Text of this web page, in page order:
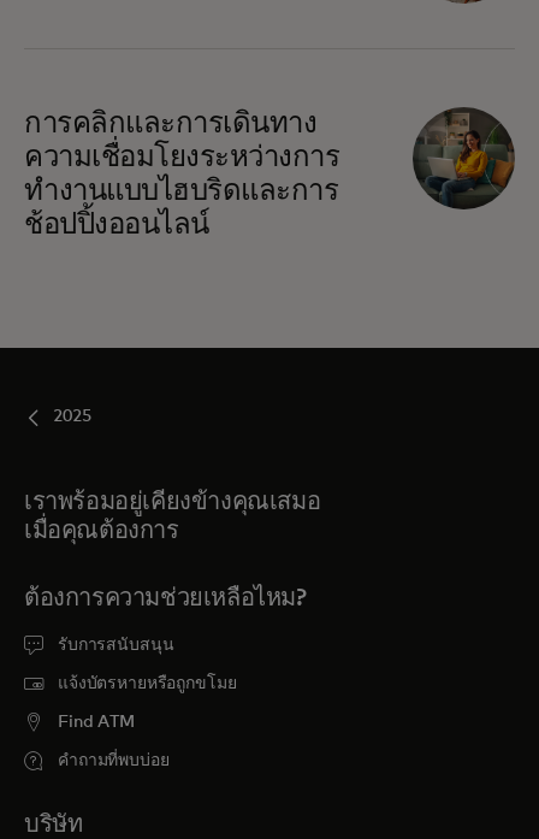
การคลิกและการเดินทาง
ความเชื่อมโยงระหว่างการ
ทำงานแบบไฮบริดและการ
ช้อปปิ้งออนไลน์
2025
เราพร้อมอยู่เคียงข้างคุณเสมอ
เมื่อคุณต้องการ
ต้องการความช่วยเหลือไหม?
รับการสนับสนุน
แจ้งบัตรหายหรือถูกขโมย
Find ATM
คำถามที่พบบ่อย
บริษัท